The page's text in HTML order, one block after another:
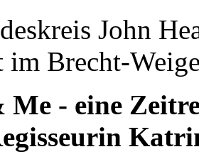
John
im Brecht-
Me - eine